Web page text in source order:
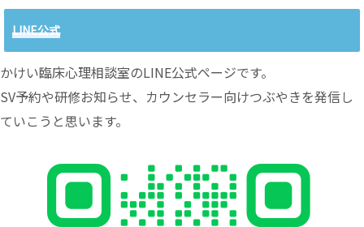
LINE公式
かけい臨床心理相談室のLINE公式ページです。
SV予約や研修お知らせ、カウンセラー向けつぶやきを発信し
ていこうと思います。